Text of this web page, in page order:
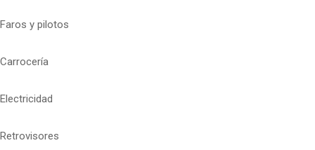
Faros y pilotos
Carrocería
Electricidad
Retrovisores